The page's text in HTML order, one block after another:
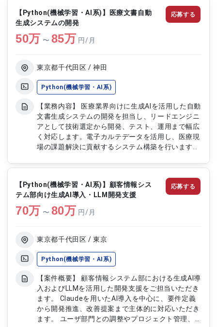
す。 システムの安定稼働と品質向上を意識した開
発プロセスが重要です。 【作業内容】 ・Pythonを
用いたアプリケーションの設計、開発、テスト ・
開発環境構築およびリリース作業 ・顧客との要件
定義、仕様調整 ・バグ修正および機能改善
【Python(機械学習・AI系)】医療文書自動
生成システムの開発
50万 〜 85万 円/月
東京都千代田区 / 神田
Python(機械学習・AI系)
【業務内容】 医療業界向けに生成AIを活用した自動
文書生成システムの開発を担当し、リードエンジニ
アとして技術選定から開発、テスト、運用まで幅広
く対応します。電子カルテデータを活用し、医療現
場の課題解決に貢献するシステム構築を行います。
ジャー的役割も兼務します。 【作業内容】 ・生成
AIを用いた文書生成システムの設計・開発 ・モデル
のファインチューニング ・テスト計画策定と実施
・システム運用フローの整備 ・技術選定とアーキ
テクチャ設計 ・医療データの加工と活用 ・課題分
析と改善提案
応募する
【Python(機械学習・AI系)】顧客情報シス
テム部向け生成AI導入・LLM開発支援
70万 〜 80万 円/月
東京都千代田区 / 東京
Python(機械学習・AI系)
【案件概要】 顧客情報システム部における生成AI導
入およびLLMを活用した開発支援をご担当いただき
ます。 Claudeを用いたAI導入を中心に、要件定義
から開発推進、改善提案まで主体的に対応いただき
ます。 ユーザ部門との調整やプロジェクト管理、
応募する